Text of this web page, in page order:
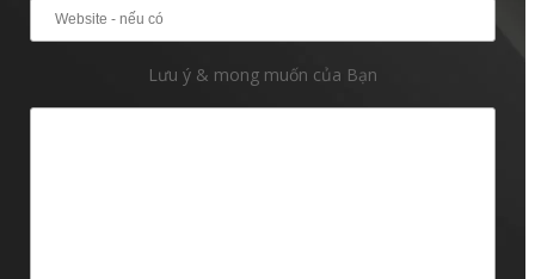
Lưu ý & mong muốn của Bạn